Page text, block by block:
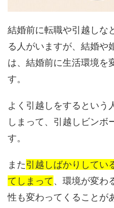
結婚前に転職や引越しな
る人がいますが、結婚や
は、結婚前に生活環境を
す。
よく引越しをするという
しまって、引越しビンボ
す。
また引越しばかりしてい
てしまって、環境が変わ
性も変わってくることが